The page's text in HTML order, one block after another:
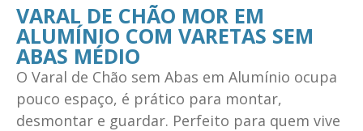
VARAL DE CHÃO MOR EM
ALUMÍNIO COM VARETAS SEM
ABAS MÉDIO
O Varal de Chão sem Abas em Alumínio ocupa
pouco espaço, é prático para montar,
desmontar e guardar. Perfeito para quem vive